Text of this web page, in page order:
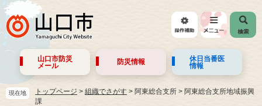
山口市防災
メール
防災情報
休日当番医
情報
現在地 トップページ > 組織でさがす > 阿東総合支所 > 阿東総合支所地域振興
課